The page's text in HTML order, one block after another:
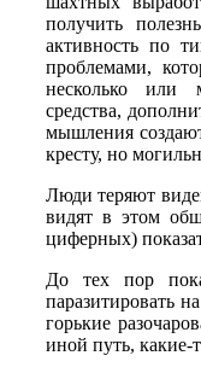
получить
активность по
проблемами,
несколько
средства,
мышления
кресту, но
Люди теряют
видят в этом
циферных)
До тех пор пока
паразитировать
горькие
иной путь, какие-